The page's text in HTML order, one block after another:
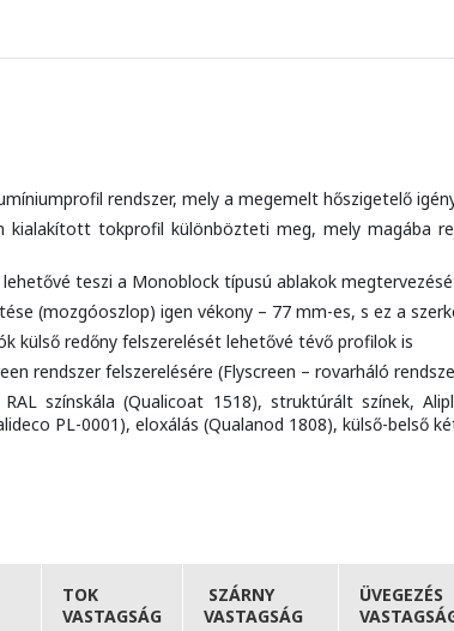
rendszer, mely a megemelt hőszigetelő
kialakított tokprofil különbözteti meg, mely magába
lehetővé teszi a Monoblock típusú ablakok
(mozgóoszlop) igen vékony – 77 mm-es, s ez a
külső redőny felszerelését lehetővé tévő profilok is
rendszer felszerelésére (Flyscreen – rovarháló
RAL színskála (Qualicoat 1518), struktúrált színek,
PL-0001), eloxálás (Qualanod 1808), külső-belső
TOK
VASTAGSÁG
SZÁRNY
VASTAGSÁG
ÜVEGEZÉS